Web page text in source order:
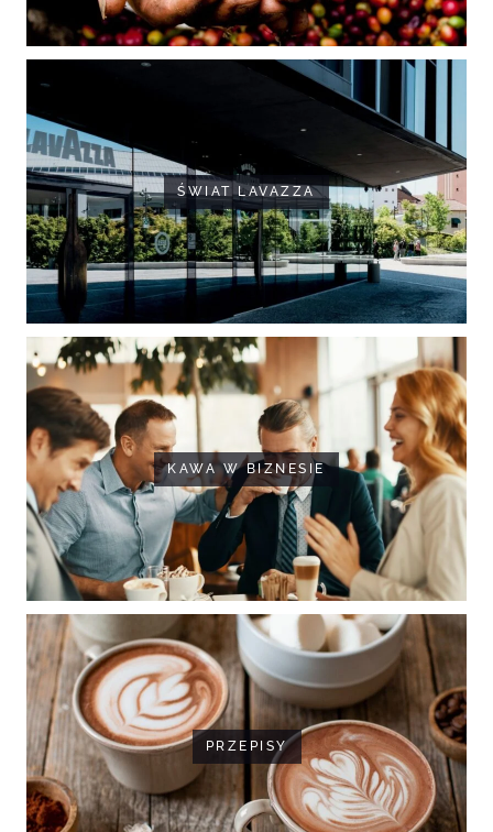
ŚWIAT LAVAZZA
KAWA W BIZNESIE
PRZEPISY